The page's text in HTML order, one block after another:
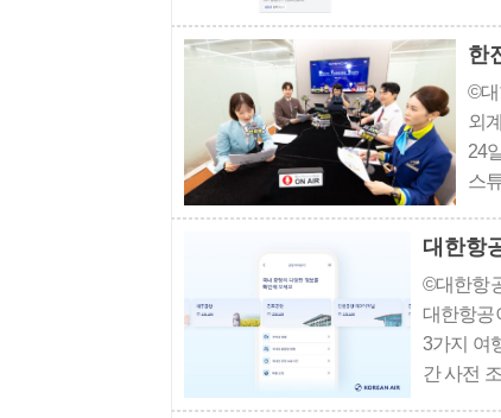
넘기고 H-
한
©대
외
24
스
항
대한항
©대한항
대한항공
3가지 여
간 사전